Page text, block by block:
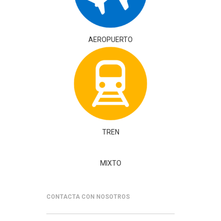
AEROPUERTO
TREN
MIXTO
CONTACTA CON NOSOTROS